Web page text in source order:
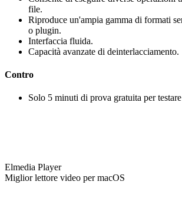
file.
Riproduce un'ampia gamma di formati
o plugin.
Interfaccia fluida.
Capacità avanzate di deinterlacciamento.
Contro
Solo 5 minuti di prova gratuita per
Elmedia Player
Miglior lettore video per macOS